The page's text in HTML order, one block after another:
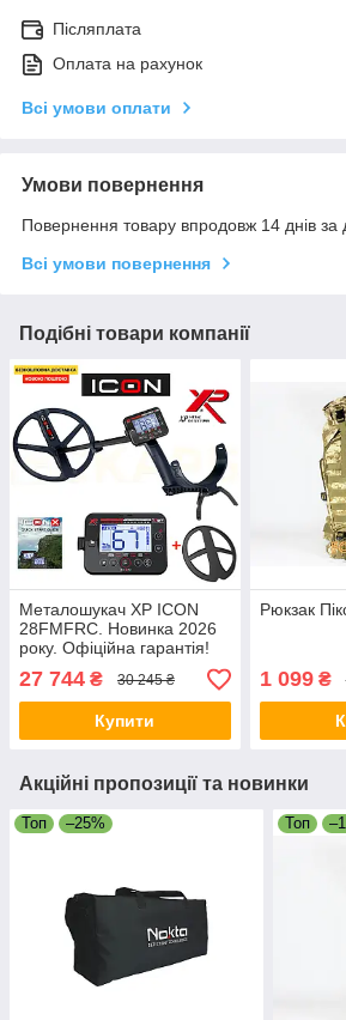
Післяплата
Оплата на рахунок
Всі умови оплати
Умови повернення
Повернення товару впродовж 14 днів за
Всі умови повернення
Подібні товари компанії
Металошукач XP ICON
28FMFRC. Новинка 2026
року. Офіційна гарантія!
IP68. Технологія FMF.
Безкоштовна доставка
27 744 ₴ 30 245 ₴
Купити
Рюкзак
1 099₴
Акційні пропозиції та новинки
Топ –25% Топ